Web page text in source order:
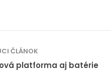
ČLÁNOK
platforma aj batérie